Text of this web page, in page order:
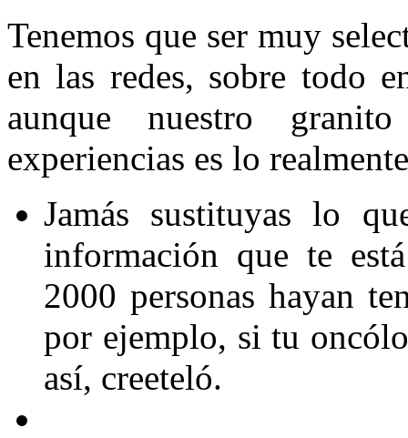
Tenemos que ser muy
en las redes, sobre todo
aunque nuestro
experiencias es lo
Jamás sustituyas lo
información que te
2000 personas hayan
por ejemplo, si tu
así, creeteló.